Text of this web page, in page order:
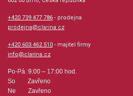
Obsazení: solo
+420 739 477 786 - prodejna
prodejna@clarina.cz
+420 603 462 510 - majitel firmy
info@clarina.cz
Po-Pá: 9:00 – 17:00 hod.
So Zavřeno
Ne Zavřeno